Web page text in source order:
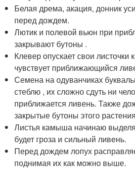
Белая дрема, акация, донник
перед дождем.
Лютик и полевой вьюн при
закрывают бутоны .
Клевер опускает свои листочки
чувствует приближающийся
Семена на одуванчиках
стеблю , их сложно сдуть ни
приближается ливень. Также
закрытые бутоны этого
Листья камыша начинаю
будет гроза и сильный ливень.
Перед дождем лопух
поднимая их как можно выше.